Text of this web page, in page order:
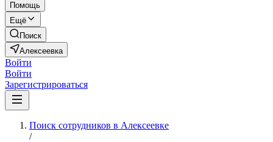
Помощь
Ещё
Поиск
Алексеевка
Войти
Войти
Зарегистрироваться
Поиск сотрудников в Алексеевке
/